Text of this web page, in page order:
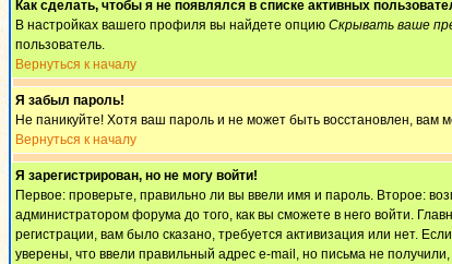
Как сделать, чтобы я не появлялся в списке активных
В настройках вашего профиля вы найдете опцию Скрывать ваше
пользователь.
Вернуться к началу
Я забыл пароль!
Не паникуйте! Хотя ваш пароль и не может быть восстановлен, вам
Вернуться к началу
Я зарегистрирован, но не могу войти!
Первое: проверьте, правильно ли вы ввели имя и пароль. Второе:
администратором форума до того, как вы сможете в него войти.
регистрации, вам было сказано, требуется активизация или нет.
уверены, что ввели правильный адрес e-mail, но письма не